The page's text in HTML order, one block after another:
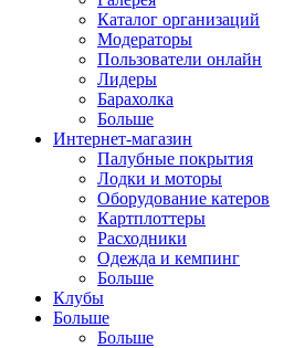
Каталог организаций
Модераторы
Пользователи онлайн
Лидеры
Барахолка
Больше
Интернет-магазин
Палубные покрытия
Лодки и моторы
Оборудование катеров
Картплоттеры
Расходники
Одежда и кемпинг
Больше
Клубы
Больше
Больше